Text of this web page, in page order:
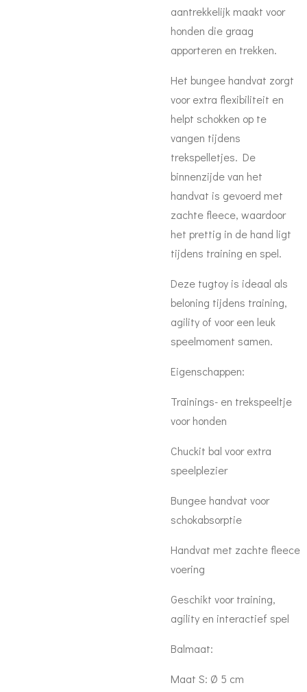
aantrekkelijk maakt voor
honden die graag
apporteren en trekken.
Het bungee handvat zorgt
voor extra flexibiliteit en
helpt schokken op te
vangen tijdens
trekspelletjes. De
binnenzijde van het
handvat is gevoerd met
zachte fleece, waardoor
het prettig in de hand ligt
tijdens training en spel.
Deze tugtoy is ideaal als
beloning tijdens training,
agility of voor een leuk
speelmoment samen.
Eigenschappen:
Trainings- en trekspeeltje
voor honden
Chuckit bal voor extra
speelplezier
Bungee handvat voor
schokabsorptie
Handvat met zachte fleece
voering
Geschikt voor training,
agility en interactief spel
Balmaat:
Maat S: Ø 5 cm